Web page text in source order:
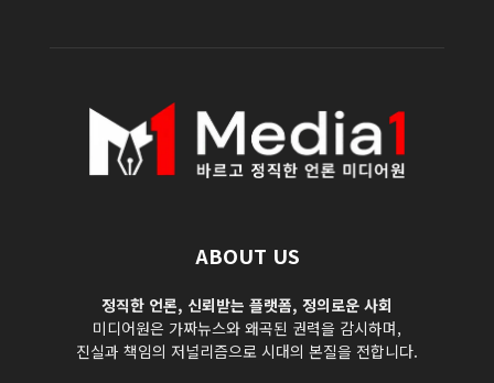
ABOUT US
정직한 언론, 신뢰받는 플랫폼, 정의로운 사회
미디어원은 가짜뉴스와 왜곡된 권력을 감시하며,
진실과 책임의 저널리즘으로 시대의 본질을 전합니다.